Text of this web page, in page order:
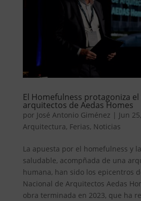
El Homefulness protagoniza
arquitectos de Aedas Homes
por José Antonio Giménez | Jun
Arquitectura, Ferias, Noticias
La apuesta por el homefulness y
saludable, acompñada de una
humana, han sido los epicentros
Nacional de Arquitectos Aedas
obra terminada en 2023, que ha